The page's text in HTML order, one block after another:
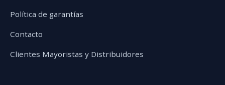
Política de garantías
Contacto
Clientes Mayoristas y Distribuidores